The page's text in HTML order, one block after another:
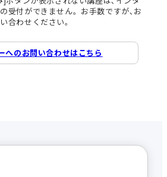
受付ができません。お手数ですが､お
合わせください。
へのお問い合わせはこちら